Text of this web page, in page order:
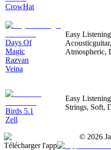
CrowHat
Days Of
Magic
Razvan
Veina
Easy
Acousticguitar,
Atmospheric,
Birds 5.1
Zell
Easy
Strings, Soft,
© 2026
Télécharger l'app